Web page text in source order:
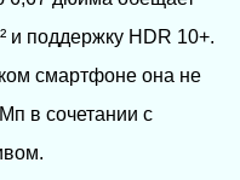
и поддержку HDR 10+.
смартфоне она не
в сочетании с